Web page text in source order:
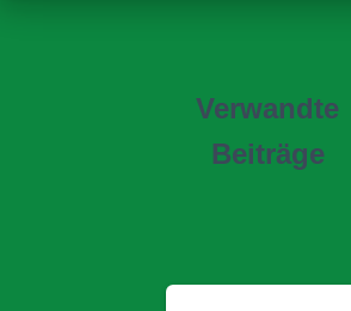
Verwandte
Beiträge